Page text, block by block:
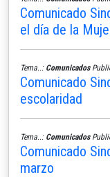
Comunicado
el día de la
Tema..: Comunicados
Comunicado
escolaridad
Tema..: Comunicados
Comunicado
marzo